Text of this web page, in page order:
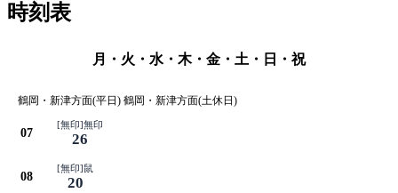
時刻表
月・火・水・木・金・土・日・祝
鶴岡・新津方面(平日) 鶴岡・新津方面(土休日)
07
[無印]無印
26
08
[無印]鼠
20